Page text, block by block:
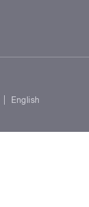
English